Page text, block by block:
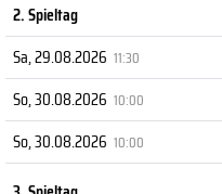
2. Spieltag
Sa, 29.08.2026 11:30
So, 30.08.2026 10:00
So, 30.08.2026 10:00